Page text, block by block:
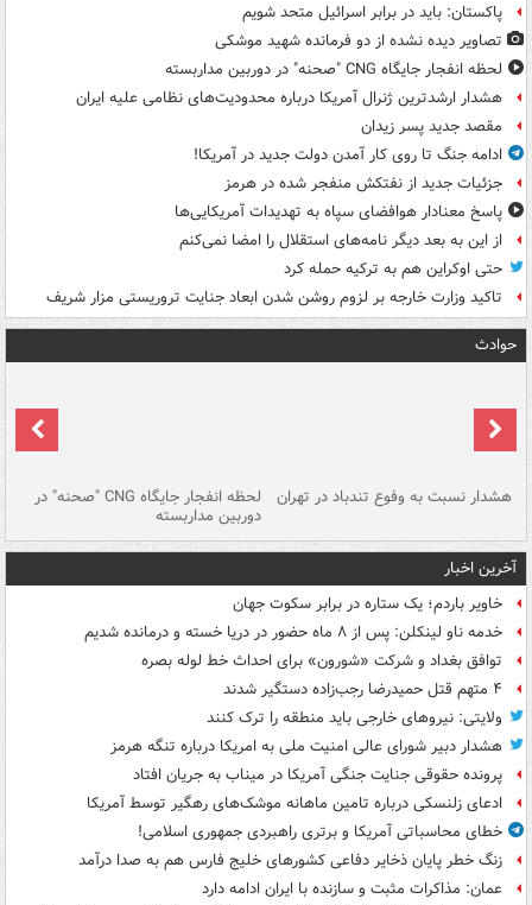
پاکستان: باید در برابر اسرائیل متحد شویم
تصاویر دیده‌ نشده از دو فرمانده شهید موشکی
لحظه انفجار جایگاه CNG "صحنه" در دوربین مداربسته
هشدار ارشدترین ژنرال آمریکا درباره محدودیت‌های نظامی علیه ایران
مقصد جدید پسر زیدان
ادامه جنگ تا روی کار آمدن دولت جدید در آمریکا!
جزئیات جدید از نفتکش منفجر شده در هرمز
پاسخ معنادار هوافضای سپاه به تهدیدات آمریکایی‌ها
از این به بعد دیگر نامه‌های استقلال را امضا نمی‌کنم
حتی اوکراین هم به ترکیه حمله کرد
تاکید وزارت خارجه بر لزوم روشن شدن ابعاد جنایت تروریستی مزار شریف
حوادث
هشدار نسبت به وفوع تندباد در تهران لحظه انفجار جایگاه CNG "صحنه" در
دوربین مداربسته
آخرین اخبار
خاویر باردم؛ یک ستاره در برابر سکوت جهان
خدمه ناو لینکلن: پس از ۸ ماه حضور در دریا خسته و درمانده‌ شدیم
توافق بغداد و شرکت «شورون» برای احداث خط لوله بصره
۴ متهم قتل حمیدرضا رجب‌زاده دستگیر شدند
ولایتی: نیروهای خارجی باید منطقه را ترک کنند
هشدار دبیر شورای عالی امنیت ملی به امریکا درباره تنگه هرمز
پرونده حقوقی جنایت جنگی آمریکا در میناب به جریان افتاد
ادعای زلنسکی درباره تامین ماهانه موشک‌های رهگیر توسط آمریکا
خطای محاسباتی آمریکا و برتری راهبردی جمهوری اسلامی!
زنگ خطر پایان ذخایر دفاعی کشورهای خلیج فارس هم به صدا درآمد
عمان: مذاکرات مثبت و سازنده با ایران ادامه دارد